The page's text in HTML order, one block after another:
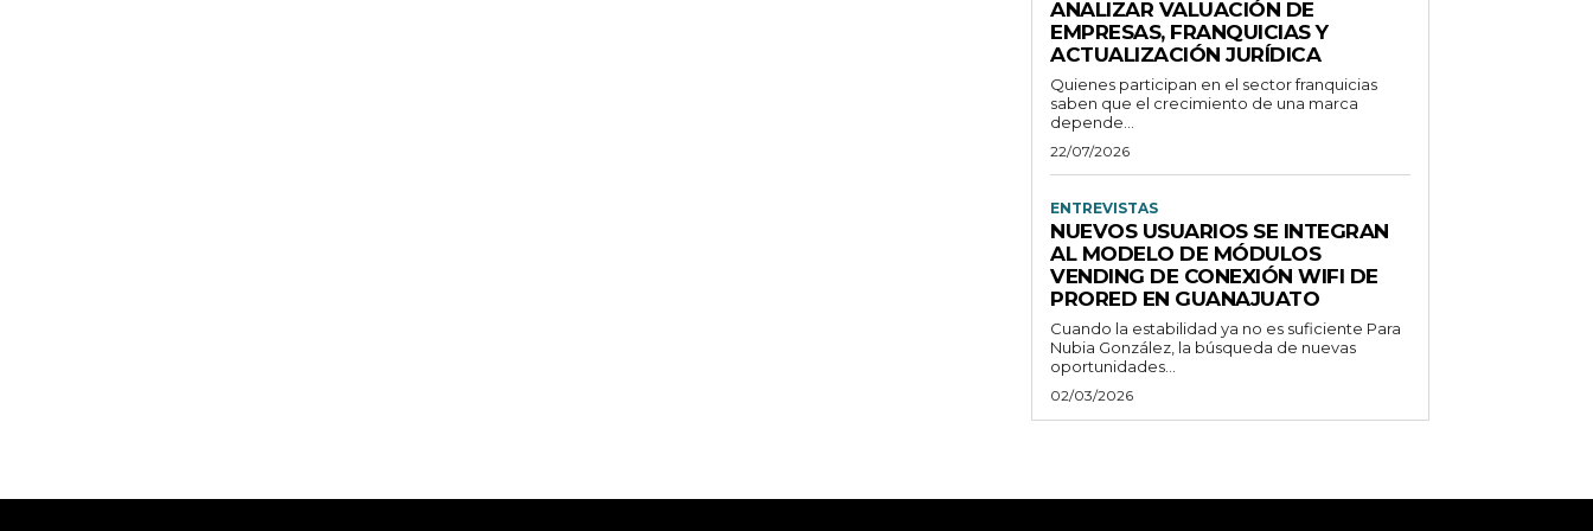
ANALIZAR VALUACIÓN DE
EMPRESAS, FRANQUICIAS Y
ACTUALIZACIÓN JURÍDICA
Quienes participan en el sector franquicias
saben que el crecimiento de una marca
depende...
22/07/2026
ENTREVISTAS
NUEVOS USUARIOS SE INTEGRAN
AL MODELO DE MÓDULOS
VENDING DE CONEXIÓN WIFI DE
PRORED EN GUANAJUATO
Cuando la estabilidad ya no es suficiente Para
Nubia González, la búsqueda de nuevas
oportunidades...
02/03/2026